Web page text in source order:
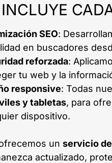
SEO:
en buscadores
reforzada:
tu web y la
responsive: Todas
y tabletas, para
dispositivo.
un servicio
actualizado,